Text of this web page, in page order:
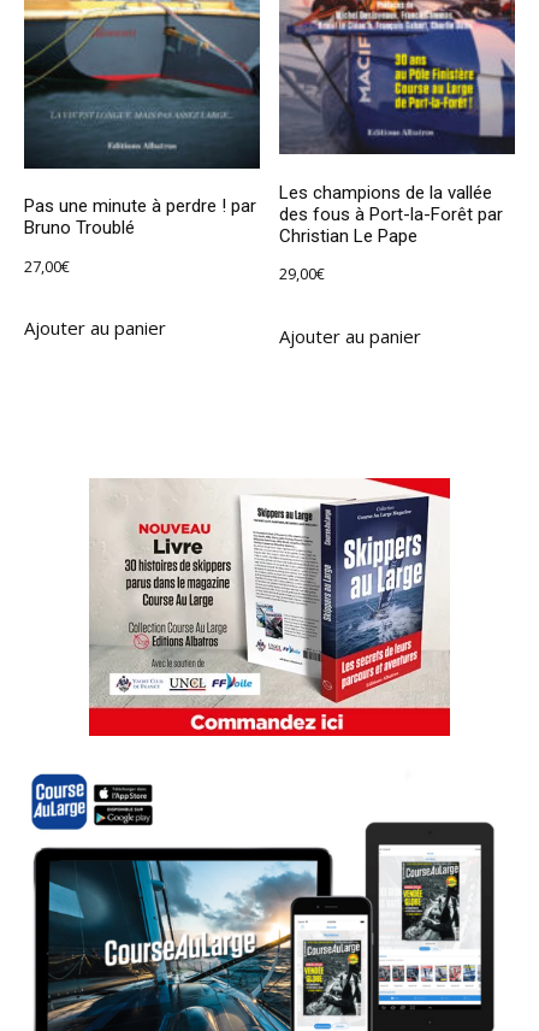
Pas une minute à perdre ! par
Bruno Troublé
27,00€
Ajouter au panier
Les champions de la vallée
des fous à Port-la-Forêt par
Christian Le Pape
29,00€
Ajouter au panier